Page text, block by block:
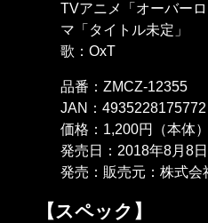
TVアニメ「オーバー
マ「タイトル未定」
歌：OxT
品番：ZMCZ-12355
JAN：4935228175772
価格：1,200円（本体
発売日：2018年8月8日
発売：販売元：株式会
【スペック】